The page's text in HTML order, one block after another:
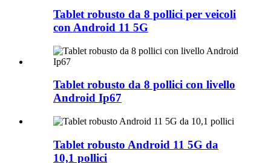
Tablet robusto da 8 pollici per veicoli
con Android 11 5G
Tablet robusto da 8 pollici con livello
Android Ip67
Tablet robusto Android 11 5G da
10,1 pollici